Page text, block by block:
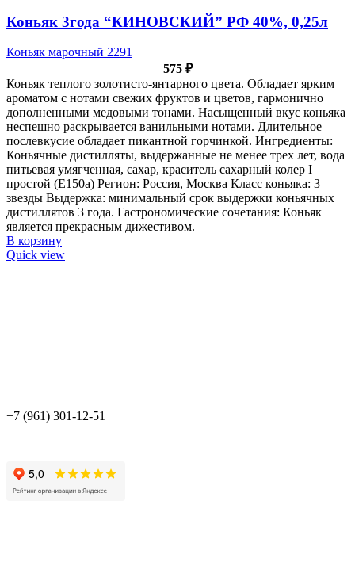
Коньяк 3года “КИНОВСКИЙ” РФ 40%, 0,25л
Коньяк марочный 2291
575 ₽
Коньяк теплого золотисто-янтарного цвета. Обладает ярким
ароматом с нотами свежих фруктов и цветов, гармонично
дополненными медовыми тонами. Насыщенный вкус коньяка
неспешно раскрывается ванильными нотами. Длительное
послевкусие обладает пикантной горчинкой. Ингредиенты:
Коньячные дистилляты, выдержанные не менее трех лет, вода
питьевая умягченная, сахар, краситель сахарный колер I
простой (Е150а) Регион: Россия, Москва Класс коньяка: 3
звезды Выдержка: минимальный срок выдержки коньячных
дистиллятов 3 года. Гастрономические сочетания: Коньяк
является прекрасным дижестивом.
В корзину
Quick view
+7 (961) 301-12-51